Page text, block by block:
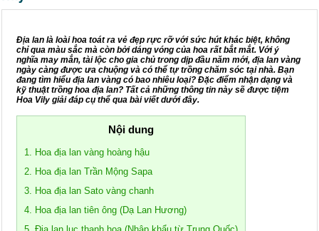
Địa lan là loài hoa toát ra vẻ đẹp rực rỡ với sức hút khác biệt, không
chỉ qua màu sắc mà còn bởi dáng vóng của hoa rất bắt mắt. Với ý
nghĩa may mắn, tài lộc cho gia chủ trong dịp đầu năm mới, địa lan vàng
ngày càng được ưa chuộng và có thể tự trồng chăm sóc tại nhà. Bạn
đang tìm hiểu địa lan vàng có bao nhiêu loại? Đặc điểm nhận dạng và
kỹ thuật trồng hoa địa lan? Tất cả những thông tin này sẽ được tiệm
Hoa Vily giải đáp cụ thể qua bài viết dưới đây.
Nội dung
1. Hoa địa lan vàng hoàng hậu
2. Hoa địa lan Trần Mộng Sapa
3. Hoa địa lan Sato vàng chanh
4. Hoa địa lan tiên ông (Dạ Lan Hương)